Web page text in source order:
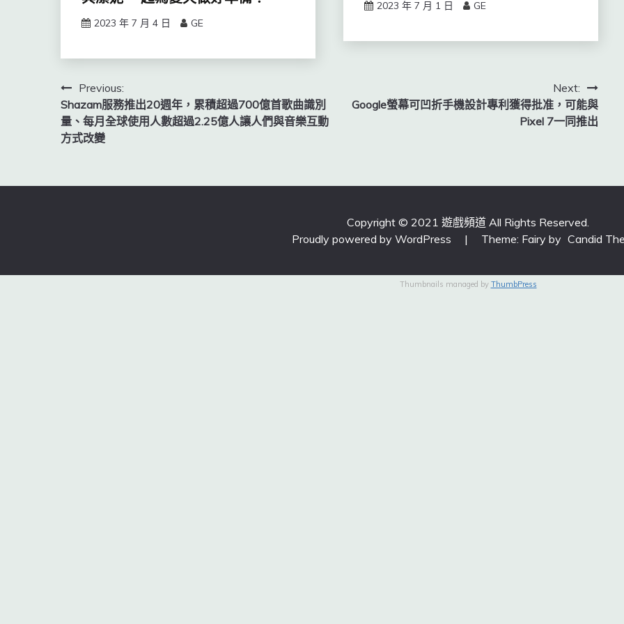
2023 年 7 月 4 日 GE
2023 年 7 月 1 日 GE
文
章
導
Previous:
Shazam服務推出20週年，累積超過700億首歌曲識別
量、每月全球使用人數超過2.25億人讓人們與音樂互動
方式改變
Next:
Google螢幕可凹折手機設計專利獲得批准，可能與
Pixel 7一同推出
Copyright © 2021 遊戲頻道 All Rights Reserved.
Proudly powered by WordPress
| Theme: Fairy by Candid
Thumbnails managed by ThumbPress